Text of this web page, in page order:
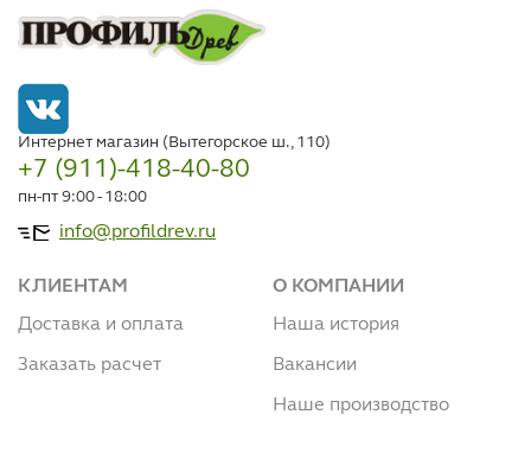
Интернет магазин (Вытегорское ш., 110)
+7 (911)-418-40-80
пн-пт 9:00 - 18:00
info@profildrev.ru
КЛИЕНТАМ
Доставка и оплата
Заказать расчет
О КОМПАНИИ
Наша история
Вакансии
Наше производство